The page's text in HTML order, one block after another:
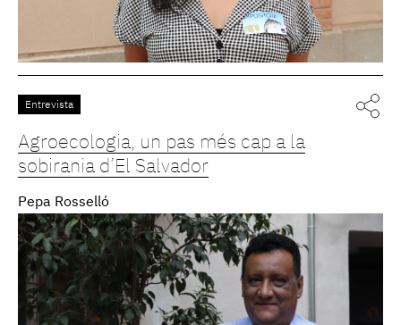
Entrevista
Agroecologia, un pas més cap a la
sobirania d’El Salvador
Pepa Rosselló